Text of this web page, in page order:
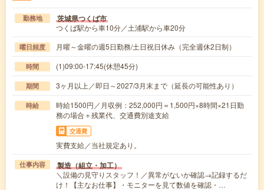
勤務地 茨城県つくば市
つくば駅から車10分／土浦駅から車20分
曜日頻度 月曜～金曜の週5日勤務/土日祝日休み（完全週休2日制）
時間 (1)09:00-17:45(休憩45分)
期間 3ヶ月以上／即日～2027/3月末まで（延長の可能性あり）
時給
時給1500円／月収例：252,000円＝1,500円×8時間×21日勤
務の場合＋残業代、交通費別途支給
交通費
実費支給／当社規定あり。
仕事内容 製造（組立・加工）
＼設備の見守りスタッフ！／異常がないか確認→記録するだ
け！【主なお仕事】・モニターを見て数値を確認・…